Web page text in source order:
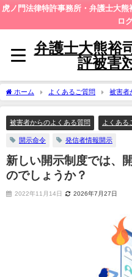
虎ノ門法律特許事務所・弁護士大
ロ
弁護士大熊裕
評被害
ホーム よくあるご質問 被害者
は、開示までの期間は短くなるのでしょ
被害者からのよくある質問 よくある
開示命令 発信者情報開示
新しい開示制度では、
のでしょうか？
2022年11月14日 2026年7月27日